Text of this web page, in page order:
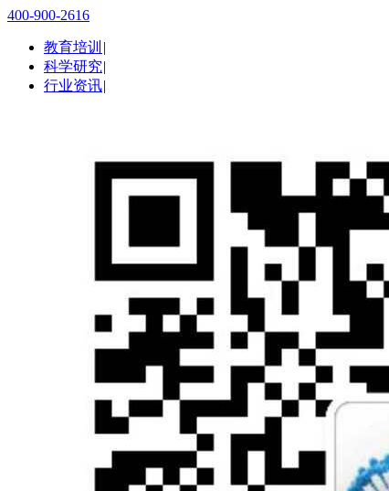
400-900-2616
教育培训 |
科学研究|
行业资讯|